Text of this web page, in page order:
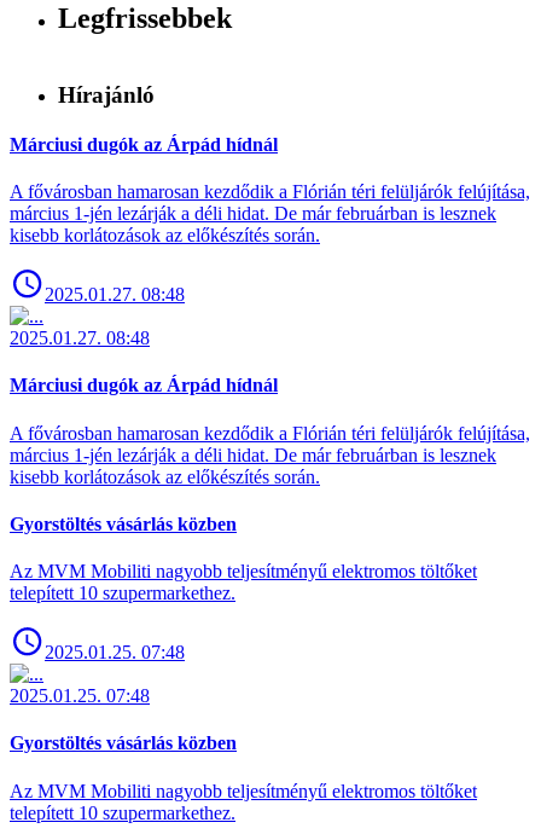
Legfrissebbek
Hírajánló
Márciusi dugók az Árpád hídnál
A fővárosban hamarosan kezdődik a Flórián téri felüljárók felújítása,
március 1-jén lezárják a déli hidat. De már februárban is lesznek
kisebb korlátozások az előkészítés során.
2025.01.27. 08:48
2025.01.27. 08:48
Márciusi dugók az Árpád hídnál
A fővárosban hamarosan kezdődik a Flórián téri felüljárók felújítása,
március 1-jén lezárják a déli hidat. De már februárban is lesznek
kisebb korlátozások az előkészítés során.
Gyorstöltés vásárlás közben
Az MVM Mobiliti nagyobb teljesítményű elektromos töltőket
telepített 10 szupermarkethez.
2025.01.25. 07:48
2025.01.25. 07:48
Gyorstöltés vásárlás közben
Az MVM Mobiliti nagyobb teljesítményű elektromos töltőket
telepített 10 szupermarkethez.